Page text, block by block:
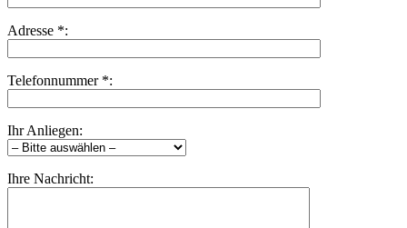
Adresse *:
Bitte lasse dieses Feld leer.
Telefonnummer *:
Ihr Anliegen:
Ihre Nachricht: